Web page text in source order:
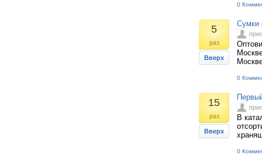
0
5
раз
Вверх
Сумки
0
15
раз
Вверх
В
0